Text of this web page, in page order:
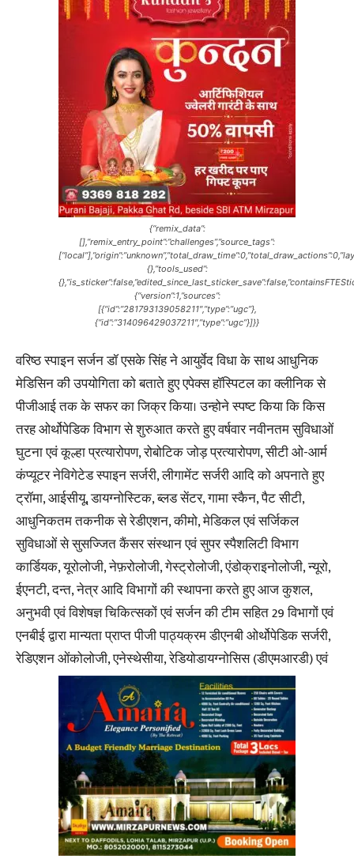
{“remix_data”:
[],”remix_entry_point”:”challenges”,”source_tags”:
{},”tools_used”:
{“version”:1,”sources”:
[{“id”:”281793139058211″,”type”:”ugc”},
{“id”:”314096429037211″,”type”:”ugc”}]}}
वरिष्ठ स्पाइन सर्जन डॉ एसके सिंह ने आयुर्वेद विधा के साथ आधुनिक
मेडिसिन की उपयोगिता को बताते हुए एपेक्स हॉस्पिटल का क्लीनिक से
पीजीआई तक के सफर का जिक्र किया। उन्होने स्पष्ट किया कि किस
तरह ओर्थोपेडिक विभाग से शुरुआत करते हुए वर्षवार नवीनतम सुविधाओं
घुटना एवं कूल्हा प्रत्यारोपण, रोबोटिक जोड़ प्रत्यारोपण, सीटी ओ-आर्म
कंप्यूटर नेविगेटेड स्पाइन सर्जरी, लीगामेंट सर्जरी आदि को अपनाते हुए
ट्रॉमा, आईसीयू, डायग्नोस्टिक, ब्लड सेंटर, गामा स्कैन, पैट सीटी,
आधुनिकतम तकनीक से रेडीएशन, कीमो, मेडिकल एवं सर्जिकल
सुविधाओं से सुसज्जित कैंसर संस्थान एवं सुपर स्पैशलिटी विभाग
कार्डियक, यूरोलोजी, नेफ़रोलोजी, गेस्ट्रोलोजी, एंडोक्राइनोलोजी, न्यूरो,
ईएनटी, दन्त, नेत्र आदि विभागों की स्थापना करते हुए आज कुशल,
अनुभवी एवं विशेषज्ञ चिकित्सकों एवं सर्जन की टीम सहित 29 विभागों एवं
एनबीई द्वारा मान्यता प्राप्त पीजी पाठ्यक्रम डीएनबी ओर्थोपेडिक सर्जरी,
रेडिएशन ओंकोलोजी, एनेस्थेसीया, रेडियोडायग्नोसिस (डीएमआरडी) एवं